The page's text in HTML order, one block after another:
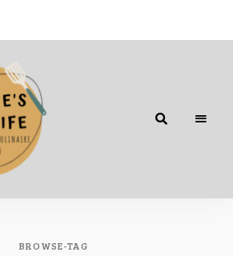
BROWSE-TAG